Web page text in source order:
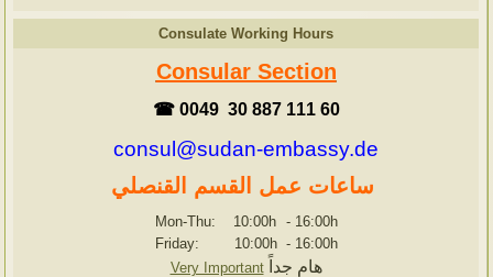
Consulate Working Hours
Consular Section
☎ 0049 30 887 111 60
consul@sudan-embassy.de
ساعات عمل القسم القنصلي
Mon-Thu: 10:00h - 16:00h
Friday: 10:00h - 16:00h
Very Important
هام جداً